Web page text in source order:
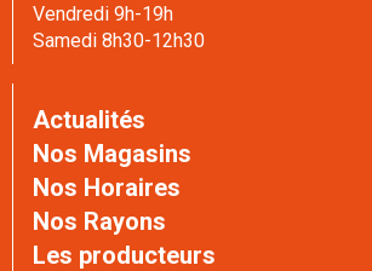
Vendredi 9h-19h
Samedi 8h30-12h30
Actualités
Nos Magasins
Nos Horaires
Nos Rayons
Les producteurs